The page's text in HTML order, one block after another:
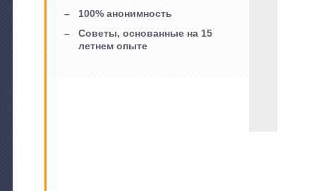
100% анонимность
Советы, основанные на 15
летнем опыте